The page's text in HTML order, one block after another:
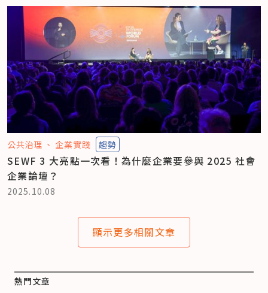
公共治理 企業實踐 趨勢
SEWF 3 大亮點一次看！為什麼企業要參與 2025 社會
企業論壇？
2025.10.08
顯示更多相關文章
熱門文章